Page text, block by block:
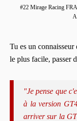
#22 Mirage Racing
Tu es un
le plus facile, passer
"Je pense que
à la version
arriver sur la